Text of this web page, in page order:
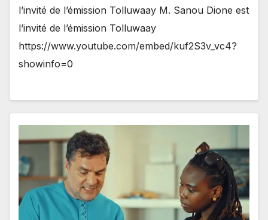
l’invité de l’émission Tolluwaay M. Sanou Dione est
l’invité de l’émission Tolluwaay
https://www.youtube.com/embed/kuf2S3v_vc4?
showinfo=0